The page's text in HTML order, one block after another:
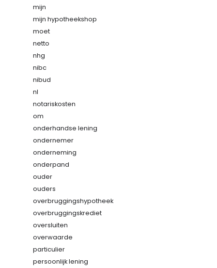
mijn
mijn hypotheekshop
moet
netto
nhg
nibc
nibud
nl
notariskosten
om
onderhandse lening
ondernemer
onderneming
onderpand
ouder
ouders
overbruggingshypotheek
overbruggingskrediet
oversluiten
overwaarde
particulier
persoonlijk lening